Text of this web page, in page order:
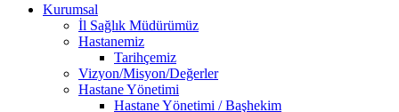
Kurumsal
İl Sağlık Müdürümüz
Hastanemiz
Tarihçemiz
Vizyon/Misyon/Değerler
Hastane Yönetimi
Hastane Yönetimi / Başhekim